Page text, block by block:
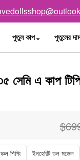
পুতুল কাপ পুতুলের দাম
সেমি এ কাপ
শিপিং ইনহেরিট ডল মডেল